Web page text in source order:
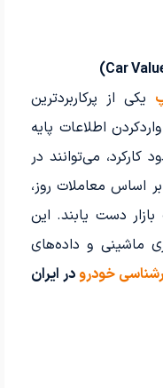
یکی از پرکاربردترین
اطلاعات پایه
می‌توانند در
اساس معاملات روز،
دست یابند. این
ماشینی و داده‌های
خودرودر ایران